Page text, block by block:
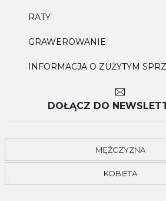
RATY
GRAWEROWANIE
INFORMACJA O ZUŻYTYM
DOŁĄCZ DO
MĘŻCZYZNA
KOBIETA